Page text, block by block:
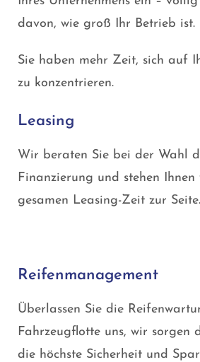
davon, wie groß Ihr Betrieb ist.
Sie haben mehr Zeit, sich auf
zu konzentrieren.
Leasing
Wir beraten Sie bei der Wahl
Finanzierung und stehen
gesamen Leasing-Zeit zur Seite.
Reifenmanagement
Überlassen Sie die
Fahrzeugflotte uns, wir sorgen
die höchste Sicherheit und